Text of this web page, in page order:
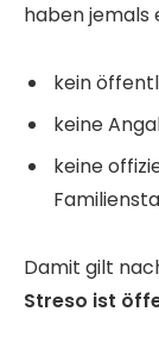
haben jemals
kein
keine
keine
Damit gilt
Streso ist